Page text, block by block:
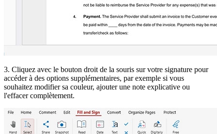
3. Cliquez avec le bouton droit de la souris sur votre signature pour
accéder à des options supplémentaires, par exemple si vous
souhaitez modifier sa couleur, ajouter une note explicative ou
l'effacer complètement.